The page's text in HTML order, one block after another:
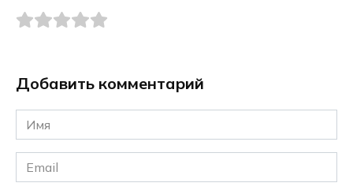
Добавить комментарий
Имя
*
Email
*